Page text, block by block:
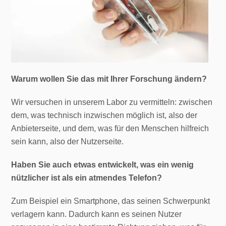
Warum wollen Sie das mit Ihrer Forschung ändern?
Wir versuchen in unserem Labor zu vermitteln: zwischen
dem, was technisch inzwischen möglich ist, also der
Anbieterseite, und dem, was für den Menschen hilfreich
sein kann, also der Nutzerseite.
Haben Sie auch etwas entwickelt, was ein wenig
nützlicher ist als ein atmendes Telefon?
Zum Beispiel ein Smartphone, das seinen Schwerpunkt
verlagern kann. Dadurch kann es seinen Nutzer